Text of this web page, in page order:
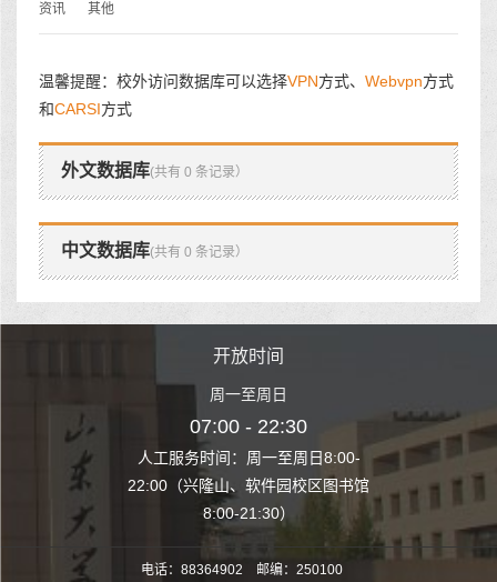
资讯
其他
温馨提醒：校外访问数据库可以选择VPN方式、 Webvpn方式
和CARSI方式
外文数据库(共有 0 条记录）
中文数据库(共有 0 条记录）
至周日8:00-
园校区图书馆
开放时间
周一至周日
07:00 - 22:30
人工服务时间：周一至周日8:00-
22:00（兴隆山、软件园校区图书馆
8:00-21:30）
人工服务时间
22:00（兴隆山
电话：88364902 邮编：250100